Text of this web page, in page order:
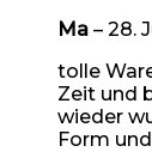
Ma – 28.
tolle
Zeit und
wieder
Form